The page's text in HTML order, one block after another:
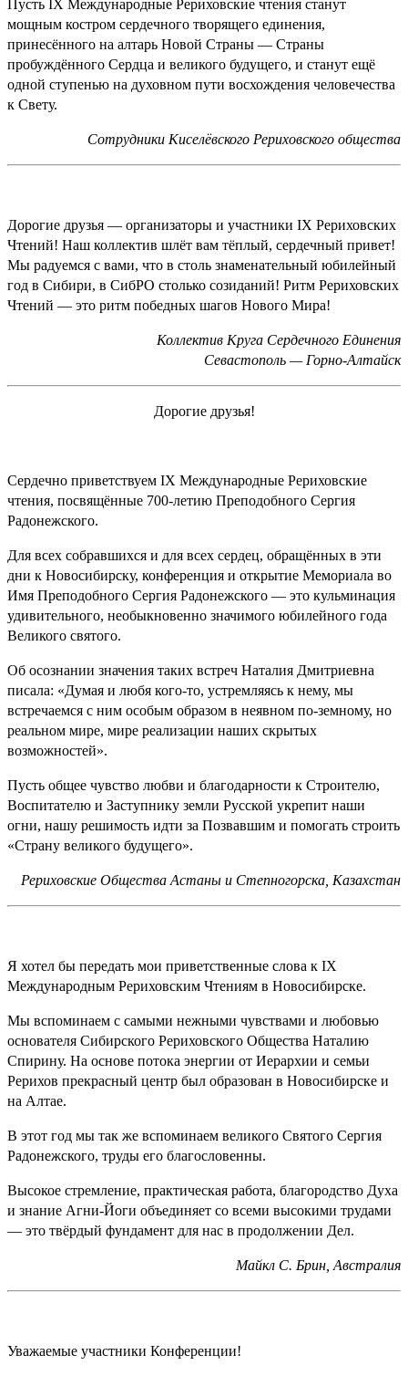
Пусть IX Международные Рериховские чтения станут
мощным костром сердечного творящего единения,
принесённого на алтарь Новой Страны — Страны
пробуждённого Сердца и великого будущего, и станут ещё
одной ступенью на духовном пути восхождения человечества
к Свету.
Сотрудники Киселёвского Рериховского общества
Дорогие друзья — организаторы и участники IX Рериховских
Чтений! Наш коллектив шлёт вам тёплый, сердечный привет!
Мы радуемся с вами, что в столь знаменательный юбилейный
год в Сибири, в СибРО столько созиданий! Ритм Рериховских
Чтений — это ритм победных шагов Нового Мира!
Коллектив Круга Сердечного Единения
Севастополь — Горно-Алтайск
Дорогие друзья!
Сердечно приветствуем IX Международные Рериховские
чтения, посвящённые 700-летию Преподобного Сергия
Радонежского.
Для всех собравшихся и для всех сердец, обращённых в эти
дни к Новосибирску, конференция и открытие Мемориала во
Имя Преподобного Сергия Радонежского — это кульминация
удивительного, необыкновенно значимого юбилейного года
Великого святого.
Об осознании значения таких встреч Наталия Дмитриевна
писала: «Думая и любя кого-то, устремляясь к нему, мы
встречаемся с ним особым образом в неявном по-земному, но
реальном мире, мире реализации наших скрытых
возможностей».
Пусть общее чувство любви и благодарности к Строителю,
Воспитателю и Заступнику земли Русской укрепит наши
огни, нашу решимость идти за Позвавшим и помогать строить
«Страну великого будущего».
Рериховские Общества Астаны и Степногорска, Казахстан
Я хотел бы передать мои приветственные слова к IX
Международным Рериховским Чтениям в Новосибирске.
Мы вспоминаем с самыми нежными чувствами и любовью
основателя Сибирского Рериховского Общества Наталию
Спирину. На основе потока энергии от Иерархии и семьи
Рерихов прекрасный центр был образован в Новосибирске и
на Алтае.
В этот год мы так же вспоминаем великого Святого Сергия
Радонежского, труды его благословенны.
Высокое стремление, практическая работа, благородство Духа
и знание Агни-Йоги объединяет со всеми высокими трудами
— это твёрдый фундамент для нас в продолжении Дел.
Майкл С. Брин, Австралия
Уважаемые участники Конференции!